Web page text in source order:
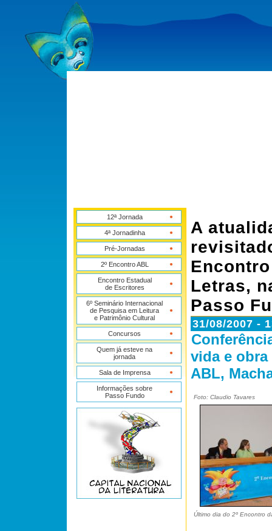
12ª Jornada
4ª Jornadinha
Pré-Jornadas
2º Encontro ABL
Encontro Estadual
de Escritores
6º Seminário Internacional
de Pesquisa em Leitura
e Patrimônio Cultural
Concursos
Quem já esteve na
jornada
Sala de Imprensa
Informações sobre
Passo Fundo
A
Letras,
Passo
31/08/2007 -
vida e
ABL,
Foto: Claudio Tavares
Último dia do 2º Encontro